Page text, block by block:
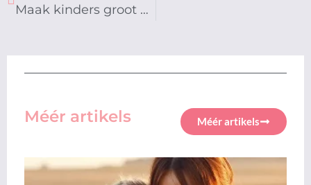
Maak kinders groot vir meer as net sukses
Méér artikels Méér artikels